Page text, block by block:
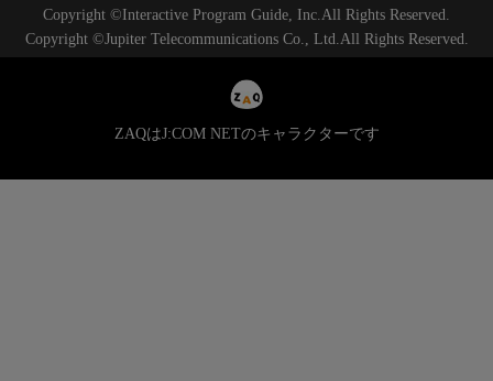
Copyright ©Interactive Program Guide, Inc.All Rights Reserved.
Copyright ©Jupiter Telecommunications Co., Ltd.All Rights Reserved.
ZAQはJ:COM NETのキャラクターです